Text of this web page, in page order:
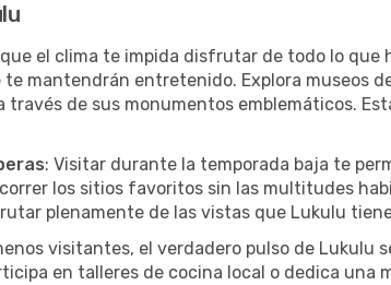
que el clima te impida disfrutar de todo lo
mantendrán entretenido. Explora museos
través de sus monumentos emblemáticos.
: Visitar durante la temporada baja te
los sitios favoritos sin las multitudes
plenamente de las vistas que Lukulu
visitantes, el verdadero pulso de Lukulu
en talleres de cocina local o dedica una